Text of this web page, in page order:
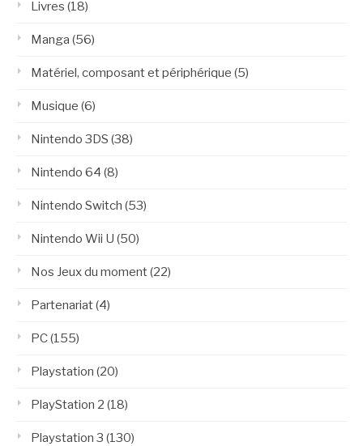
Livres (18)
Manga (56)
Matériel, composant et périphérique (5)
Musique (6)
Nintendo 3DS (38)
Nintendo 64 (8)
Nintendo Switch (53)
Nintendo Wii U (50)
Nos Jeux du moment(22)
Partenariat(4)
PC(155)
Playstation (20)
PlayStation 2 (18)
Playstation 3 (130)